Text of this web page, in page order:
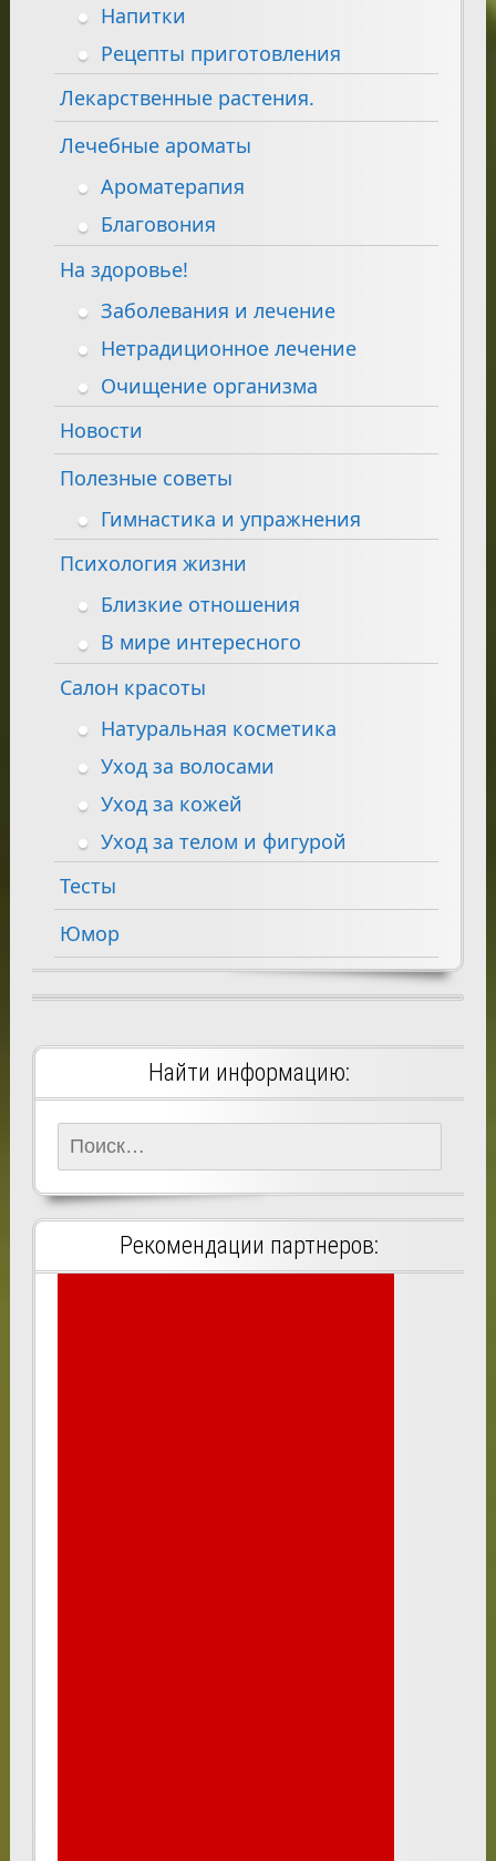
Напитки
Рецепты приготовления
Лекарственные растения.
Лечебные ароматы
Ароматерапия
Благовония
На здоровье!
Заболевания и лечение
Нетрадиционное лечение
Очищение организма
Новости
Полезные советы
Гимнастика и упражнения
Психология жизни
Близкие отношения
В мире интересного
Салон красоты
Натуральная косметика
Уход за волосами
Уход за кожей
Уход за телом и фигурой
Тесты
Юмор
Найти информацию:
Найти:
Рекомендации партнеров: